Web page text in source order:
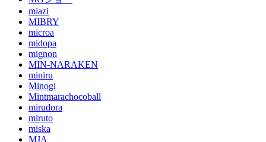
miazi
MIBRY
microa
midopa
mignon
MIN-NARAKEN
miniru
Minogi
Mintmarachocoball
mirudora
miruto
miska
MJA